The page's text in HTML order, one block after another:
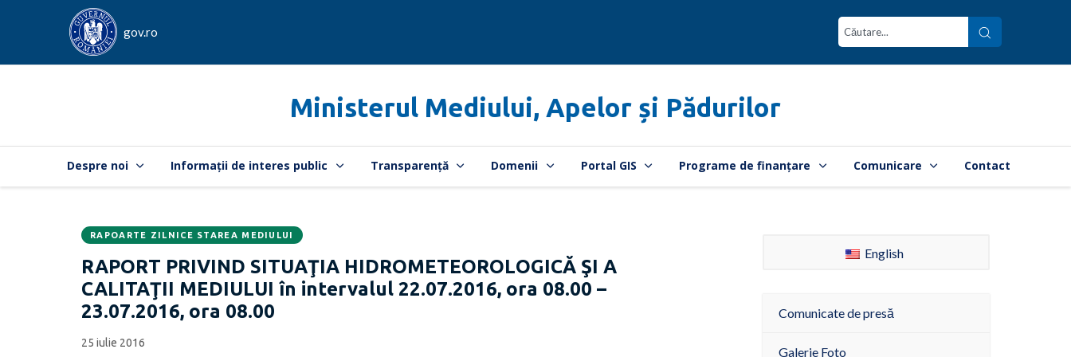
gov.ro
Ministerul Mediului, Apelor și Pădurilor
Despre noi Informații de interes public Transparență Domenii Portal GIS Programe de finanțare Comunicare Contact
CATEGORIA:
RAPOARTE ZILNICE STAREA MEDIULUI
RAPORT PRIVIND SITUAŢIA HIDROMETEOROLOGICĂ ŞI A
CALITAŢII MEDIULUI în intervalul 22.07.2016, ora 08.00 –
23.07.2016, ora 08.00
Data
publicării:
25 iulie 2016
English
Comunicate de presă
Galerie Foto